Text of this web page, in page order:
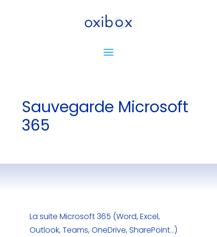
Sauvegarde Microsoft
365
La suite Microsoft 365 (Word, Excel,
Outlook, Teams, OneDrive, SharePoint…)